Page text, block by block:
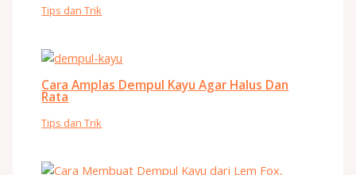
Tips dan Trik
Cara Amplas Dempul Kayu Agar Halus Dan
Rata
Tips dan Trik